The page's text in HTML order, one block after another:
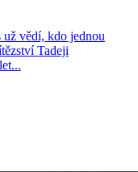
vědí, kdo jednou
Tadeji